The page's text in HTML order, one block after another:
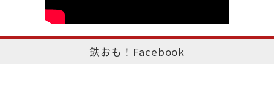
鉄おも！Facebook